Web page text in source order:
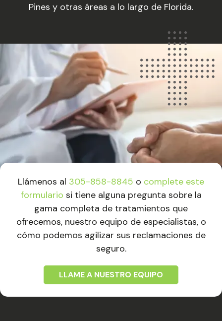
Pines y otras áreas a lo largo de Florida.
Llámenos al 305-858-8845 o complete este
formulario si tiene alguna pregunta sobre la
gama completa de tratamientos que
ofrecemos, nuestro equipo de especialistas, o
cómo podemos agilizar sus reclamaciones de
seguro.
LLAME A NUESTRO EQUIPO